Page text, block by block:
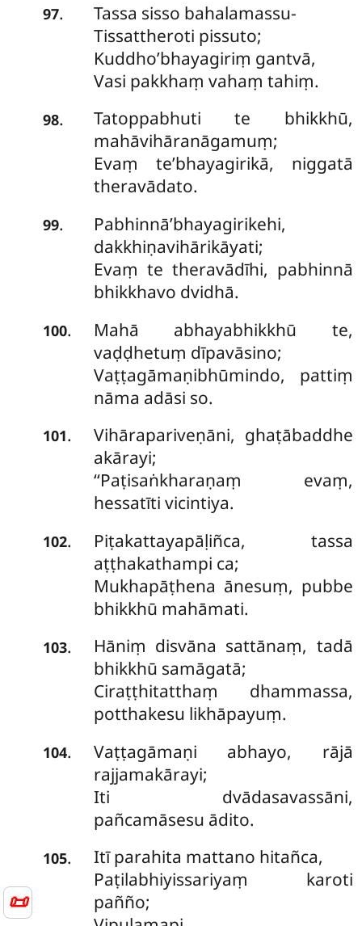
📜
97.
Tassa sisso bahalamassu-
Tissattheroti pissuto;
Kuddho’bhayagiriṃ gantvā,
Vasi pakkhaṃ vahaṃ tahiṃ.
98.
Tatoppabhuti te bhikkhū,
mahāvihāranāgamuṃ;
Evaṃ te’bhayagirikā, niggatā
theravādato.
99.
Pabhinnā’bhayagirikehi,
dakkhiṇavihārikāyati;
Evaṃ te theravādīhi, pabhinnā
bhikkhavo dvidhā.
100.
Mahā abhayabhikkhū te,
vaḍḍhetuṃ dīpavāsino;
Vaṭṭagāmaṇibhūmindo, pattiṃ
nāma adāsi so.
101.
Vihārapariveṇāni, ghaṭābaddhe
akārayi;
‘‘Paṭisaṅkharaṇaṃ evaṃ,
hessatīti vicintiya.
102.
Piṭakattayapāḷiñca, tassa
aṭṭhakathampi ca;
Mukhapāṭhena ānesuṃ, pubbe
bhikkhū mahāmati.
103. Hāniṃ disvāna sattānaṃ, tadā
bhikkhū samāgatā;
Ciraṭṭhitatthaṃ dhammassa,
potthakesu likhāpayuṃ.
104.
Vaṭṭagāmaṇi abhayo, rājā
rajjamakārayi;
Iti dvādasavassāni,
pañcamāsesu ādito.
105.
Itī parahita mattano hitañca,
Paṭilabhiyissariyaṃ karoti
pañño;